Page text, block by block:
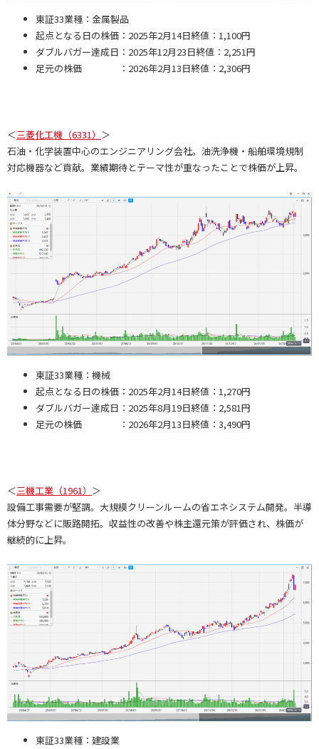
東証33業種：金属製品
起点となる日の株価：2025年2月14日終値：1,100円
ダブルバガー達成日：2025年12月23日終値：2,251円
足元の株価 ：2026年2月13日終値：2,306円
＜三菱化工機（6331） ＞
石油・化学装置中心のエンジニアリング会社。油洗浄機・船舶環境規制
対応機器など貢献。業績期待とテーマ性が重なったことで株価が上昇。
東証33業種：機械
起点となる日の株価：2025年2月14日終値：1,270円
ダブルバガー達成日：2025年8月19日終値：2,581円
足元の株価 ：2026年2月13日終値：3,490円
＜三機工業（1961） ＞
設備工事需要が堅調。大規模クリーンルームの省エネシステム開発。半導
体分野などに販路開拓。収益性の改善や株主還元策が評価され、株価が
継続的に上昇。
東証33業種：建設業